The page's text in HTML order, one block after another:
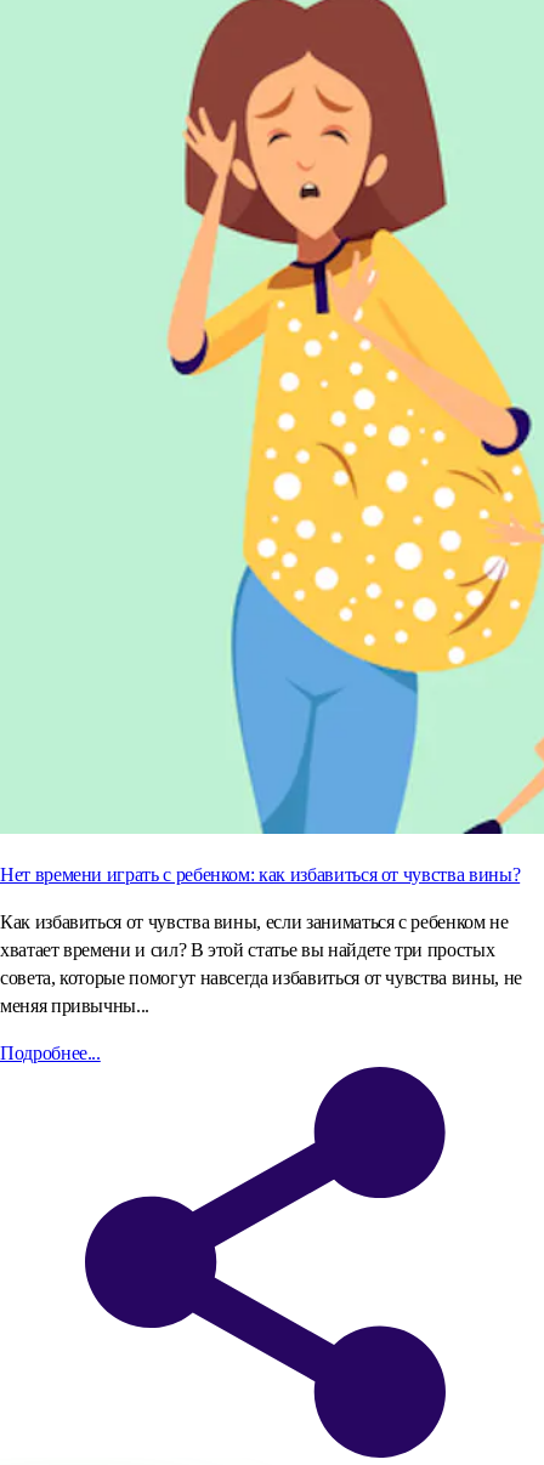
Нет времени играть с ребенком: как избавиться от чувства вины?
Как избавиться от чувства вины, если заниматься с ребенком не
хватает времени и сил? В этой статье вы найдете три простых
совета, которые помогут навсегда избавиться от чувства вины, не
меняя привычны...
Подробнее...